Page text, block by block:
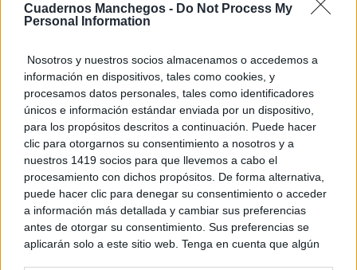
Cuadernos Manchegos - Do Not Process My
Personal Information
Nosotros y nuestros socios almacenamos o accedemos a
información en dispositivos, tales como cookies, y
procesamos datos personales, tales como identificadores
únicos e información estándar enviada por un dispositivo,
para los propósitos descritos a continuación. Puede hacer
clic para otorgarnos su consentimiento a nosotros y a
nuestros 1419 socios para que llevemos a cabo el
procesamiento con dichos propósitos. De forma alternativa,
puede hacer clic para denegar su consentimiento o acceder
a información más detallada y cambiar sus preferencias
antes de otorgar su consentimiento. Sus preferencias se
aplicarán solo a este sitio web. Tenga en cuenta que algún
Corepunk MMORPG
Un verdadero MMORPG de la vieja escuela ¡Cómo los
de antes, pero mejor!